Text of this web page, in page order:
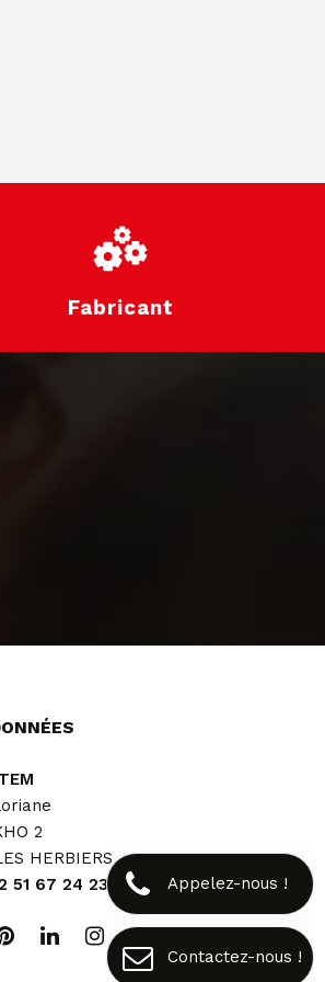
Fabricant
2
HERBIERS
51 67 24 23
Appelez-nous !
Contactez-nous !